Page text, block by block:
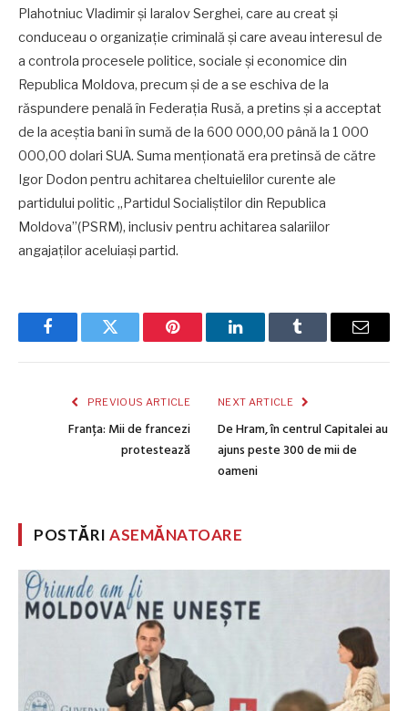
Plahotniuc Vladimir și Iaralov Serghei, care au creat și
conduceau o organizație criminală și care aveau interesul de
a controla procesele politice, sociale și economice din
Republica Moldova, precum și de a se eschiva de la
răspundere penală în Federația Rusă, a pretins și a acceptat
de la aceștia bani în sumă de la 600 000,00 până la 1 000
000,00 dolari SUA. Suma menționată era pretinsă de către
Igor Dodon pentru achitarea cheltuielilor curente ale
partidului politic „Partidul Socialiștilor din Republica
Moldova”(PSRM), inclusiv pentru achitarea salariilor
angajaților aceluiași partid.
FacebookTwitter Pinterest LinkedInTumblr Email
PREVIOUS ARTICLE
Franța: Mii de francezi
protestează
NEXT ARTICLE
De Hram, în centrul Capitalei au
ajuns peste 300 de mii de
oameni
POSTĂRIASEMĂNATOARE